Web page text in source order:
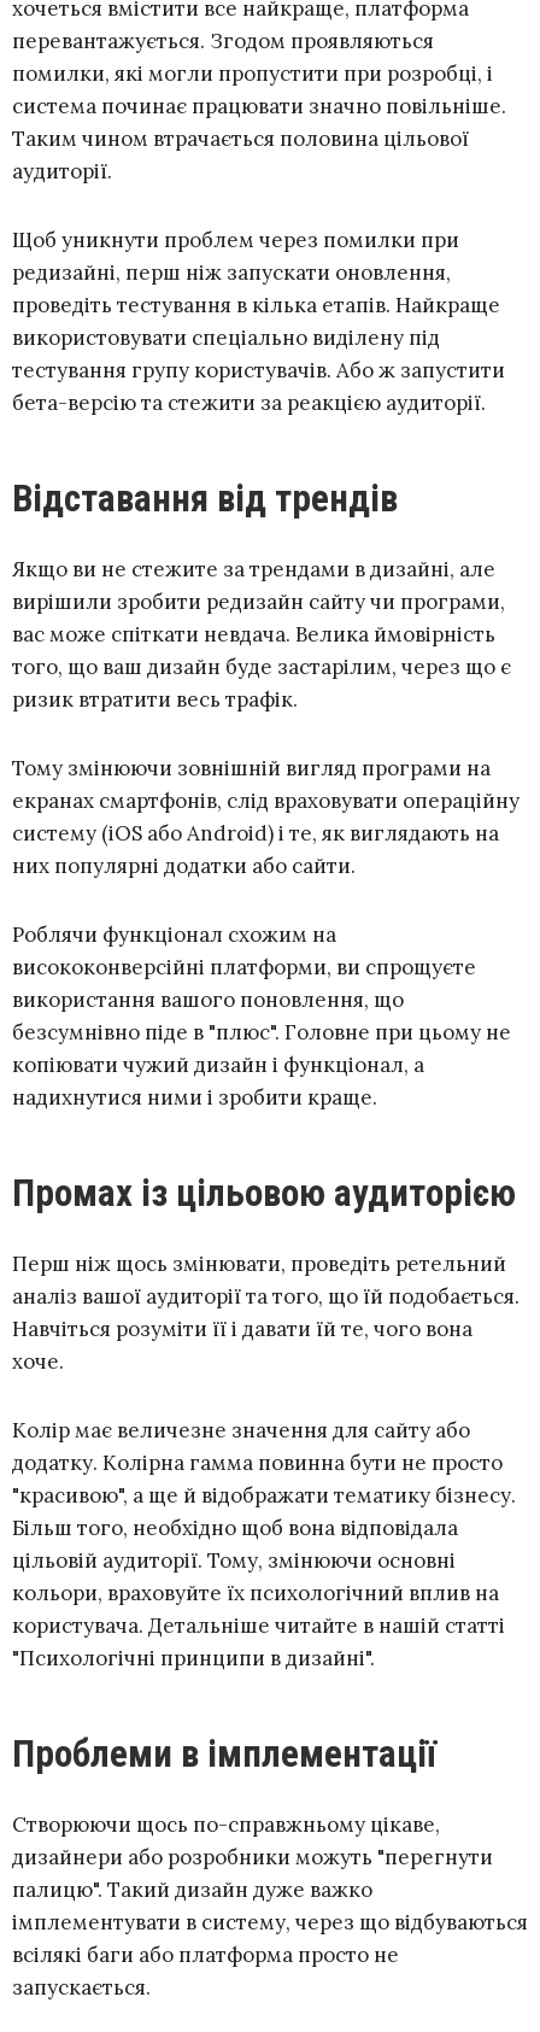
хочеться вмістити все найкраще, платформа
перевантажується. Згодом проявляються
помилки, які могли пропустити при розробці, і
система починає працювати значно повільніше.
Таким чином втрачається половина цільової
аудиторії.
Щоб уникнути проблем через помилки при
редизайні, перш ніж запускати оновлення,
проведіть тестування в кілька етапів. Найкраще
використовувати спеціально виділену під
тестування групу користувачів. Або ж запустити
бета-версію та стежити за реакцією аудиторії.
Відставання від трендів
Якщо ви не стежите за трендами в дизайні, але
вирішили зробити редизайн сайту чи програми,
вас може спіткати невдача. Велика ймовірність
того, що ваш дизайн буде застарілим, через що є
ризик втратити весь трафік.
Тому змінюючи зовнішній вигляд програми на
екранах смартфонів, слід враховувати операційну
систему (iOS або Android) і те, як виглядають на
них популярні додатки або сайти.
Роблячи функціонал схожим на
висококонверсійні платформи, ви спрощуєте
використання вашого поновлення, що
безсумнівно піде в "плюс". Головне при цьому не
копіювати чужий дизайн і функціонал, а
надихнутися ними і зробити краще.
Промах із цільовою аудиторією
Перш ніж щось змінювати, проведіть ретельний
аналіз вашої аудиторії та того, що їй подобається.
Навчіться розуміти її і давати їй те, чого вона
хоче.
Колір має величезне значення для сайту або
додатку. Колірна гамма повинна бути не просто
"красивою", а ще й відображати тематику бізнесу.
Більш того, необхідно щоб вона відповідала
цільовій аудиторії. Тому, змінюючи основні
кольори, враховуйте їх психологічний вплив на
користувача. Детальніше читайте в нашій статті
"Психологічні принципи в дизайні".
Проблеми в імплементації
Створюючи щось по-справжньому цікаве,
дизайнери або розробники можуть "перегнути
палицю". Такий дизайн дуже важко
імплементувати в систему, через що відбуваються
всілякі баги або платформа просто не
запускається.